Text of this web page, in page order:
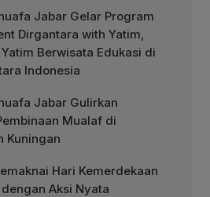
Jabar Gelar Program
Dirgantara with Yatim,
Berwisata Edukasi di
Indonesia
Jabar Gulirkan
Mualaf di
Kuningan
Hari Kemerdekaan
Aksi Nyata